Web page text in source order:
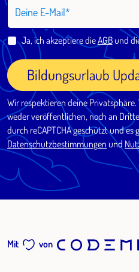
Deine E-Mail
Ja, ich akzeptiere dieAGBund
Bildungsurlaub
Wir respektieren deine
weder veröffentlichen, noch an
durch reCAPTCHA geschützt und es
Datenschutzbestimmungen und
Mit von